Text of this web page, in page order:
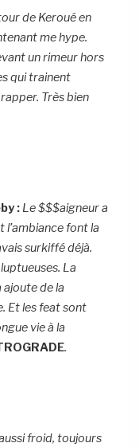
de Keroué en
me hype.
un rimeur hors
qui trainent
Très bien
: Le $$$aigneur a
l’ambiance font la
surkiffé déjà.
La
ajoute de la
Et les feat sont
vie à la
.
froid, toujours